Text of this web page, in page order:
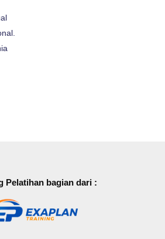
Pelatihan bagian dari :